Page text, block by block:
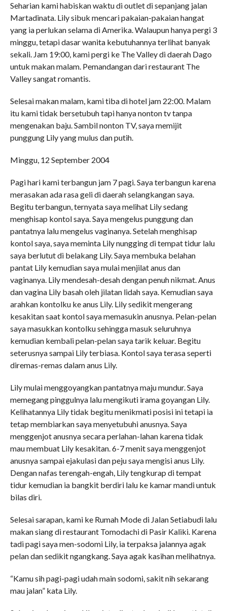
Seharian kami habiskan waktu di outlet di sepanjang jalan
Martadinata. Lily sibuk mencari pakaian-pakaian hangat
yang ia perlukan selama di Amerika. Walaupun hanya pergi 3
minggu, tetapi dasar wanita kebutuhannya terlihat banyak
sekali. Jam 19:00, kami pergi ke The Valley di daerah Dago
untuk makan malam. Pemandangan dari restaurant The
Valley sangat romantis.
Selesai makan malam, kami tiba di hotel jam 22:00. Malam
itu kami tidak bersetubuh tapi hanya nonton tv tanpa
mengenakan baju. Sambil nonton TV, saya memijit
punggung Lily yang mulus dan putih.
Minggu, 12 September 2004
Pagi hari kami terbangun jam 7 pagi. Saya terbangun karena
merasakan ada rasa geli di daerah selangkangan saya.
Begitu terbangun, ternyata saya melihat Lily sedang
menghisap kontol saya. Saya mengelus punggung dan
pantatnya lalu mengelus vaginanya. Setelah menghisap
kontol saya, saya meminta Lily nungging di tempat tidur lalu
saya berlutut di belakang Lily. Saya membuka belahan
pantat Lily kemudian saya mulai menjilat anus dan
vaginanya. Lily mendesah-desah dengan penuh nikmat. Anus
dan vagina Lily basah oleh jilatan lidah saya. Kemudian saya
arahkan kontolku ke anus Lily. Lily sedikit mengerang
kesakitan saat kontol saya memasukin anusnya. Pelan-pelan
saya masukkan kontolku sehingga masuk seluruhnya
kemudian kembali pelan-pelan saya tarik keluar. Begitu
seterusnya sampai Lily terbiasa. Kontol saya terasa seperti
diremas-remas dalam anus Lily.
Lily mulai menggoyangkan pantatnya maju mundur. Saya
memegang pinggulnya lalu mengikuti irama goyangan Lily.
Kelihatannya Lily tidak begitu menikmati posisi ini tetapi ia
tetap membiarkan saya menyetubuhi anusnya. Saya
menggenjot anusnya secara perlahan-lahan karena tidak
mau membuat Lily kesakitan. 6-7 menit saya menggenjot
anusnya sampai ejakulasi dan peju saya mengisi anus Lily.
Dengan nafas terengah-engah, Lily tengkurap di tempat
tidur kemudian ia bangkit berdiri lalu ke kamar mandi untuk
bilas diri.
Selesai sarapan, kami ke Rumah Mode di Jalan Setiabudi lalu
makan siang di restaurant Tomodachi di Pasir Kaliki. Karena
tadi pagi saya men-sodomi Lily, ia terpaksa jalannya agak
pelan dan sedikit ngangkang. Saya agak kasihan melihatnya.
“Kamu sih pagi-pagi udah main sodomi, sakit nih sekarang
mau jalan” kata Lily.